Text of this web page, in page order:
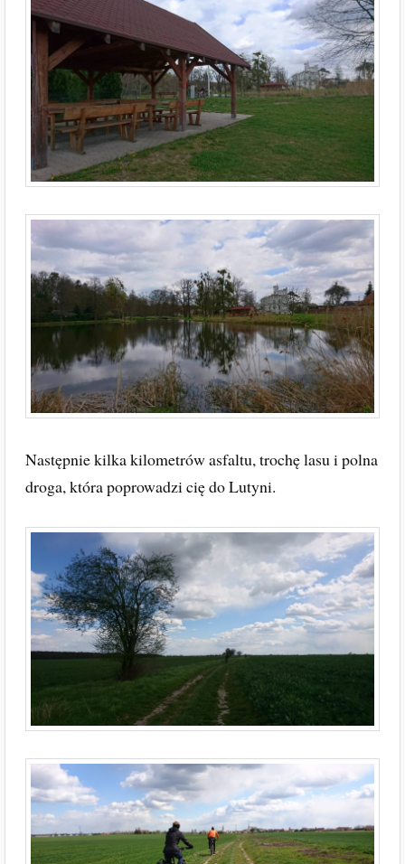
Następnie kilka kilometrów asfaltu, trochę lasu i polna
droga, która poprowadzi cię do Lutyni.